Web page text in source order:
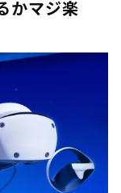
！？「魔族達のラ
碑編」＆「帝国編
テ編」・「黄金郷
選抜試験編」のキ
。家族から信じら
のサムネ草
かマジ楽